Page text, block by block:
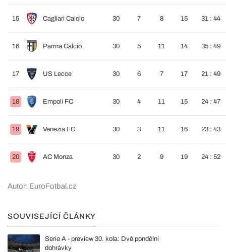
15 Cagliari Calcio 30 7 8 15 31 : 44
16 Parma Calcio 30 5 11 14 35 : 49
17 US Lecce 30 6 7 17 21 : 49
18 Empoli FC 30 4 11 15 24 : 47
19 Venezia FC 30 3 11 16 23 : 43
20 AC Monza 30 2 9 19 24 : 52
Autor: EuroFotbal.cz
SOUVISEJÍCÍ ČLÁNKY
Serie A - preview 30. kola: Dvě pondělní
dohrávky